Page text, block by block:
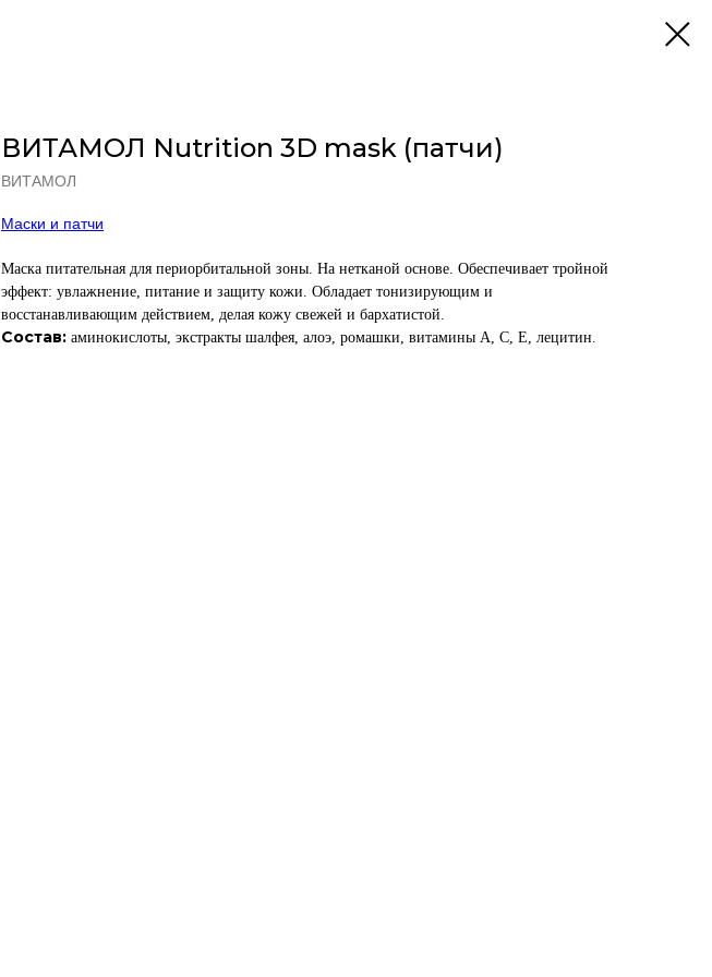
ВИТАМОЛ Nutrition 3D mask (патчи)
ВИТАМОЛ
Маски и патчи
Маска питательная для периорбитальной зоны. На нетканой основе. Обеспечивает тройной
эффект: увлажнение, питание и защиту кожи. Обладает тонизирующим и
восстанавливающим действием, делая кожу свежей и бархатистой.
Состав: аминокислоты, экстракты шалфея, алоэ, ромашки, витамины А, С, Е, лецитин.